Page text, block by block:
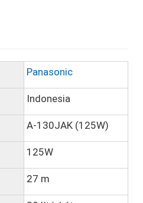
Panasonic
Indonesia
A-130JAK (125W)
125W
27 m